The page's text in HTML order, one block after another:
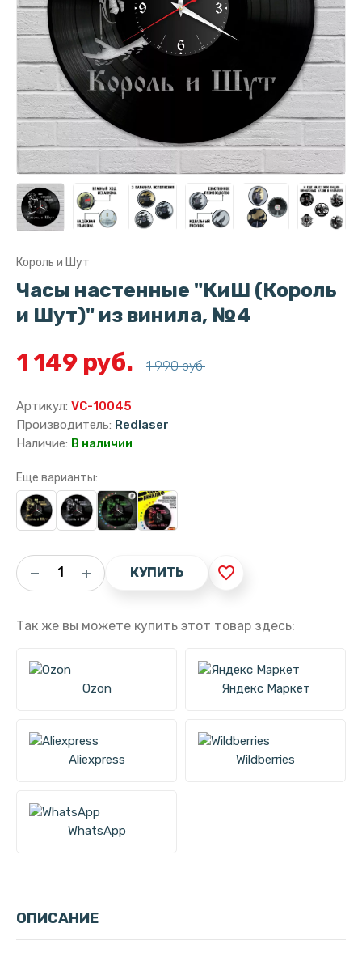
Король и Шут
Часы настенные "КиШ (Король
и Шут)" из винила, №4
1 149 руб. 1 990 руб.
Артикул: VC-10045
Производитель: Redlaser
Наличие: В наличии
Еще варианты:
КУПИТЬ favorite_border
Так же вы можете купить этот товар здесь:
Ozon Яндекс Маркет
Aliexpress Wildberries
WhatsApp
ОПИСАНИЕ